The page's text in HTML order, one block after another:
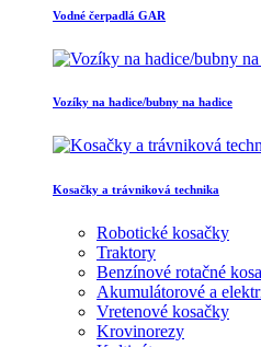
Vodné čerpadlá GAR
Vozíky na hadice/bubny na hadice
Kosačky a trávniková technika
Robotické kosačky
Traktory
Benzínové rotačné
Akumulátorové a
Vretenové kosačky
Krovinorezy